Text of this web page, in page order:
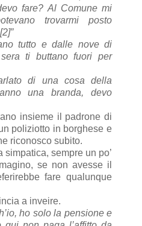
fare? Al Comune mi
trovarmi posto
tutto e dalle nove di
ti buttano fuori per
di una cosa della
una branda, devo
insieme il padrone di
poliziotto in borghese e
riconosco subito.
simpatica, sempre un po’
se non avesse il
fare qualunque
a inveire.
ho solo la pensione e